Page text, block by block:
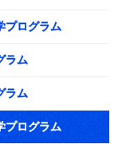
プログラム
ラム
ラム
プログラム